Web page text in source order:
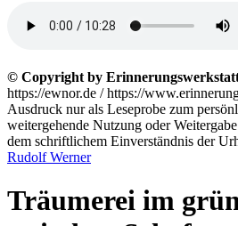
© Copyright by
https://ewnor.de / https://
Ausdruck nur als Leseprobe zum
weitergehende Nutzung oder
dem schriftlichem Einverständnis der
Rudolf Werner
Träumerei im